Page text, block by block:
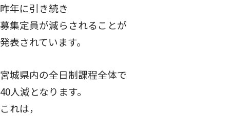
昨年に引き続き
募集定員が減らされることが
発表されています。
宮城県内の全日制課程全体で
40人減となります。
これは，